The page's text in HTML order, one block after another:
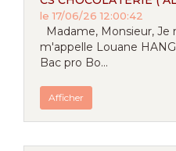
le 17/06/26 12:00:42
Madame, Monsieur, Je
m'appelle Louane
Bac pro Bo...
Afficher